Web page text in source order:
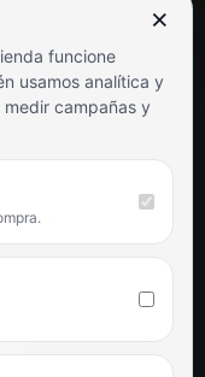
×
funcione
usamos analítica y
campañas y